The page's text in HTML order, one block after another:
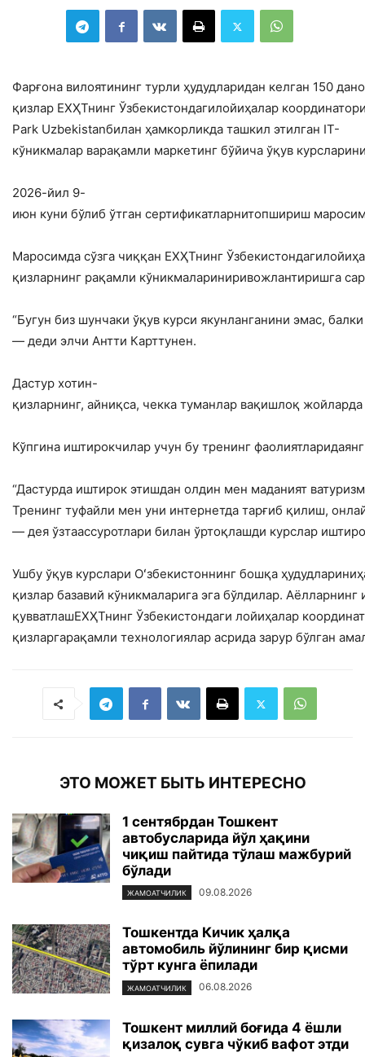
Фарғона вилоятининг турли ҳудудларидан келган 150
қизлар ЕХҲТнинг Ўзбекистондагилойиҳалар
Park Uzbekistanбилан ҳамкорликда ташкил этилган IT-
кўникмалар варақамли маркетинг бўйича ўқув
2026-йил 9-
июн куни бўлиб ўтган сертификатларнитопшириш
Маросимда сўзга чиққан ЕХҲТнинг
қизларнинг рақамли кўникмалариниривожлантиришга
“Бугун биз шунчаки ўқув курси якунланганини эмас,
— деди элчи Антти Карттунен.
Дастур хотин-
қизларнинг, айниқса, чекка туманлар вақишлоқ
Кўпгина иштирокчилар учун бу тренинг
“Дастурда иштирок этишдан олдин мен маданият
Тренинг туфайли мен уни интернетда тарғиб қилиш,
— дея ўзтаассуротлари билан ўртоқлашди курслар
Ушбу ўқув курслари Оʻзбекистоннинг бошқа
қизлар базавий кўникмаларига эга бўлдилар.
қувватлашЕХҲТнинг Ўзбекистондаги лойиҳалар
қизларгарақамли технологиялар асрида зарур бўлган
ЭТО МОЖЕТ БЫТЬ ИНТЕРЕСНО
1 сентябрдан Тошкент
автобусларида йўл ҳақини
чиқиш пайтида тўлаш мажбурий
бўлади
ЖАМОАТЧИЛИК 09.08.2026
Тошкентда Кичик ҳалқа
автомобиль йўлининг бир қисми
тўрт кунга ёпилади
ЖАМОАТЧИЛИК 06.08.2026
Тошкент миллий боғида 4 ёшли
қизалоқ сувга чўкиб вафот этди